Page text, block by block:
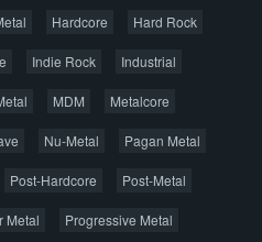
Hardcore Hard Rock
Indie Rock Industrial
MDM Metalcore
Nu-Metal Pagan Metal
Post-Hardcore Post-Metal
Metal Progressive Metal
Рок Шансон
для ознакомления, после